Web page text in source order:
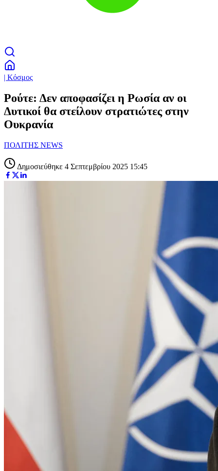
| Κόσμος
Ρούτε: Δεν αποφασίζει η Ρωσία αν οι
Δυτικοί θα στείλουν στρατιώτες στην
Ουκρανία
ΠΟΛΙΤΗΣ NEWS
Δημοσιεύθηκε 4 Σεπτεμβρίου 2025 15:45